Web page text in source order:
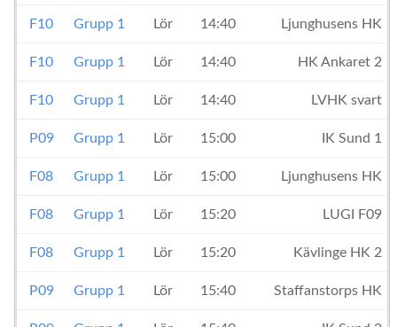
F10 Grupp 1 Lör 14:40 Ljunghusens HK
F10 Grupp 1 Lör 14:40 HK Ankaret 2
F10 Grupp 1 Lör 14:40 LVHK svart
P09 Grupp 1 Lör 15:00 IK Sund 1
F08 Grupp 1 Lör 15:00 Ljunghusens HK
F08 Grupp 1 Lör 15:20 LUGI F09
F08 Grupp 1 Lör 15:20 Kävlinge HK 2
P09 Grupp 1 Lör 15:40 Staffanstorps HK